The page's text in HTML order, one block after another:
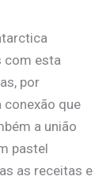
com esta
por
conexão que
a união
pastel
as receitas e